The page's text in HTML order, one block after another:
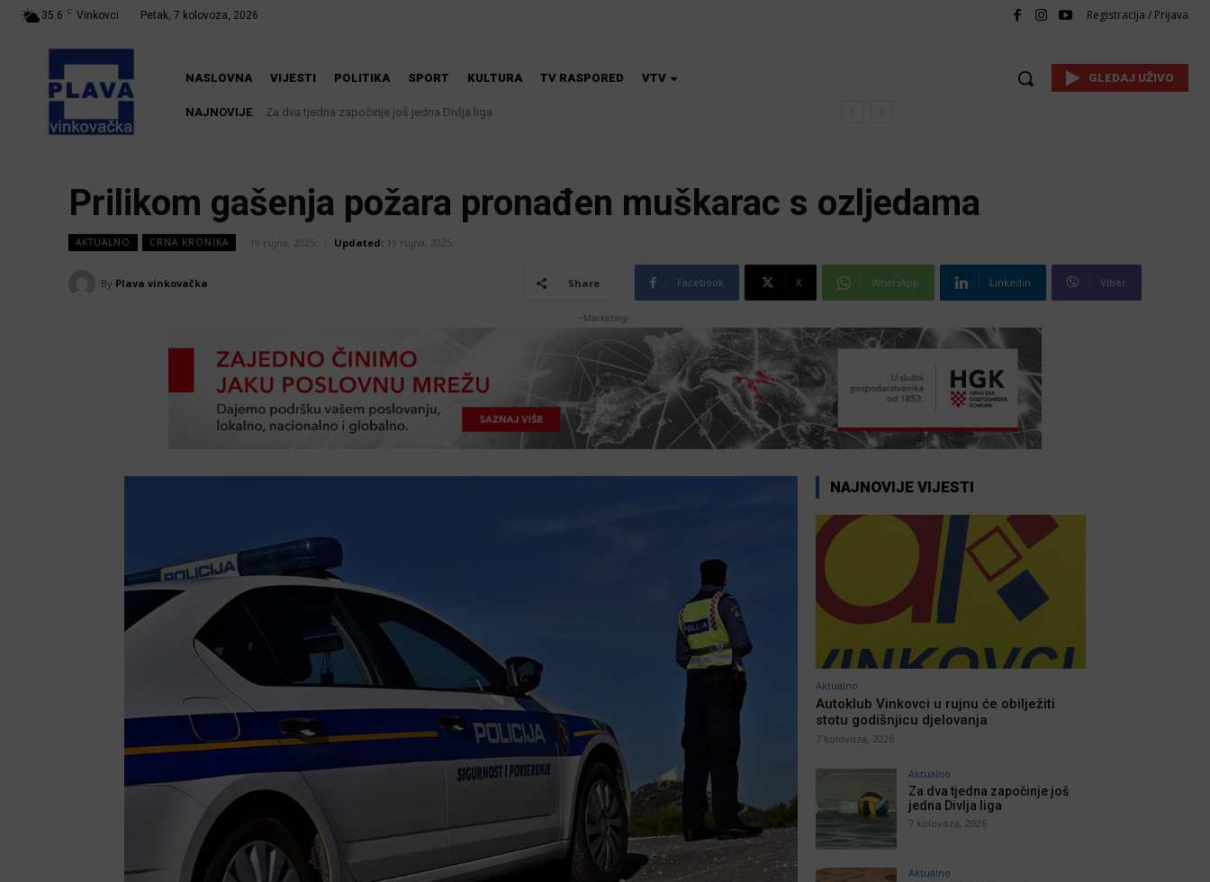
Registracija / Prijava
35.6 C Vinkovci Petak, 7 kolovoza, 2026
NASLOVNA VIJESTI POLITIKA SPORT KULTURA TV RASPORED VTV
NAJNOVIJE Za dva tjedna započinje još jedna Divlja liga
GLEDAJ UŽIVO
Prilikom gašenja požara pronađen muškarac s ozljedama
AKTUALNO CRNA KRONIKA 19 rujna, 2025 Updated: 19 rujna, 2025
By Plava vinkovačka Share Facebook X WhatsApp Linkedin Viber
-Marketing-
NAJNOVIJE VIJESTI
Aktualno
Autoklub Vinkovci u rujnu će obilježiti
stotu godišnjicu djelovanja
7 kolovoza, 2026
Aktualno
Za dva tjedna započinje još
jedna Divlja liga
7 kolovoza, 2026
Aktualno